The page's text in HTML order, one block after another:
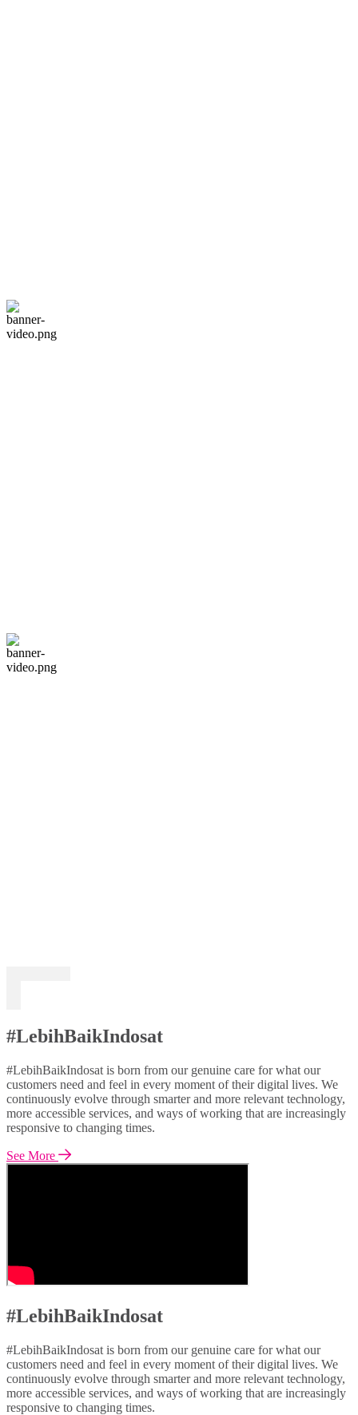
#LebihBaikIndosat
#LebihBaikIndosat is born from our genuine care for what our
customers need and feel in every moment of their digital lives. We
continuously evolve through smarter and more relevant technology,
more accessible services, and ways of working that are increasingly
responsive to changing times.
See More
#LebihBaikIndosat
#LebihBaikIndosat is born from our genuine care for what our
customers need and feel in every moment of their digital lives. We
continuously evolve through smarter and more relevant technology,
more accessible services, and ways of working that are increasingly
responsive to changing times.